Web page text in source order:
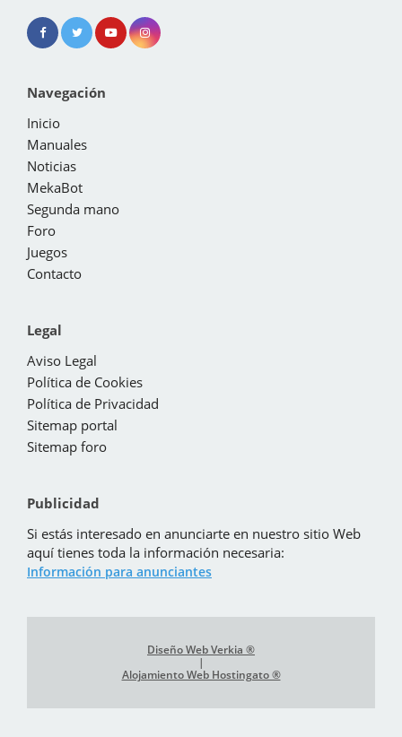
Navegación
Inicio
Manuales
Noticias
MekaBot
Segunda mano
Foro
Juegos
Contacto
Legal
Aviso Legal
Política de Cookies
Política de Privacidad
Sitemap portal
Sitemap foro
Publicidad
Si estás interesado en anunciarte en nuestro sitio Web
aquí tienes toda la información necesaria:
Información para anunciantes
Diseño Web Verkia ®
|
Alojamiento Web Hostingato ®